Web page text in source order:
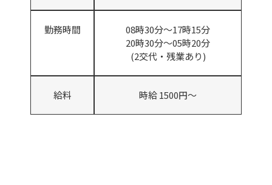
勤務時間
08時30分～17時15分
20時30分～05時20分
(2交代・残業あり)
給料 時給 1500円～